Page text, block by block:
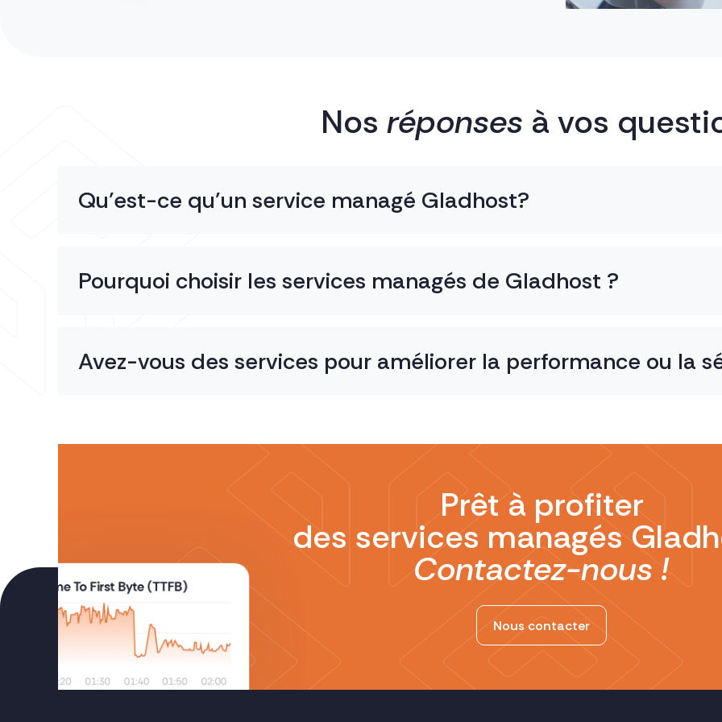
Nos réponses à vos
Qu’est-ce qu’un service managé Gladhost?
Pourquoi choisir les services managés de Gladhost ?
Avez-vous des services pour améliorer la performance ou la
Prêt à profiter
des services managés
Contactez-nous !
Nous contacter